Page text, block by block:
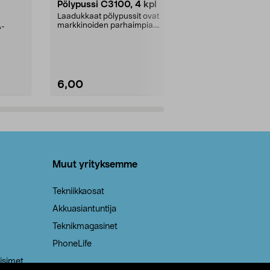
Pölypussi C3100, 4 kpl
Laadukkaat pölypussit ovat
markkinoiden parhaimpia.
6,00
Muut yrityksemme
Tekniikkaosat
Akkuasiantuntija
Teknikmagasinet
PhoneLife